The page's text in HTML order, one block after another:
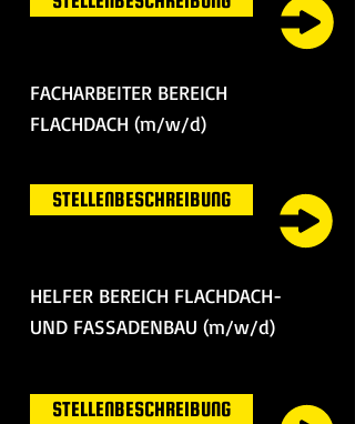
FACHARBEITER BEREICH
FLACHDACH (m/w/d)
STELLENBESCHREIBUNG
HELFER BEREICH FLACHDACH-
UND FASSADENBAU (m/w/d)
STELLENBESCHREIBUNG